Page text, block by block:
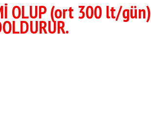
OLUP (ort 300 lt/gün)